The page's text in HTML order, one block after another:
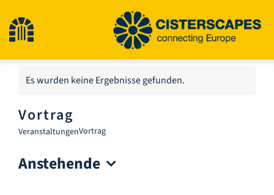
Inhalt
springen
Navigation
umschalten
Start
Kulturerbestätten
Wandern
Hinweis
Es wurden keine Ergebnisse gefunden.
Vortrag
VeranstaltungenVortrag
Anstehende